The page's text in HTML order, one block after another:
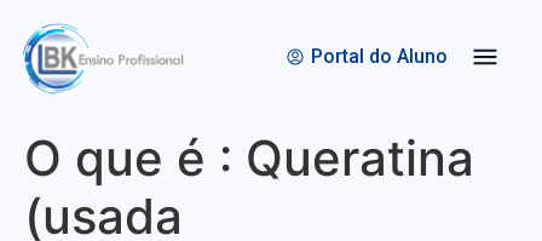
Portal do Aluno
O que é : Queratina
(usada